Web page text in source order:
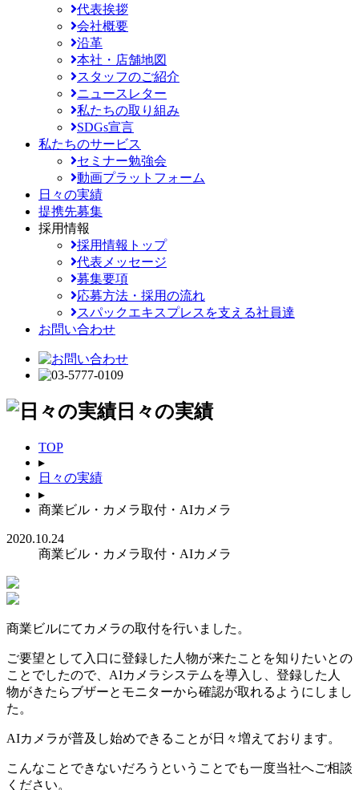
代表挨拶
会社概要
沿革
本社・店舗地図
スタッフのご紹介
ニュースレター
私たちの取り組み
SDGs宣言
私たちのサービス
セミナー勉強会
動画プラットフォーム
日々の実績
提携先募集
採用情報
採用情報トップ
代表メッセージ
募集要項
応募方法・採用の流れ
スパックエキスプレスを支える社員達
お問い合わせ
日々の実績
TOP
▸
日々の実績
▸
商業ビル・カメラ取付・AIカメラ
2020.10.24
商業ビル・カメラ取付・AIカメラ
商業ビルにてカメラの取付を行いました。
ご要望として入口に登録した人物が来たことを知りたいとの
ことでしたので、AIカメラシステムを導入し、登録した人
物がきたらブザーとモニターから確認が取れるようにしまし
た。
AIカメラが普及し始めできることが日々増えております。
こんなことできないだろうということでも一度当社へご相談
ください。